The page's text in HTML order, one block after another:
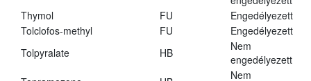
Thymol
FU
Engedélyezett
Tolclofos-methyl
FU
Engedélyezett
Tolpyralate
HB
Nem
engedélyezett
Nem